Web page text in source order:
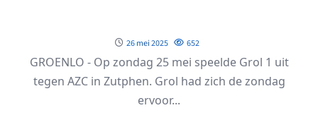
26 mei 2025 652
GROENLO - Op zondag 25 mei speelde Grol 1 uit
tegen AZC in Zutphen. Grol had zich de zondag
ervoor...